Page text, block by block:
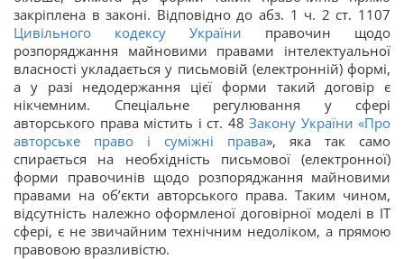
закріплена в законі. Відповідно до абз. 1 ч. 2 ст. 1107
Цивільного кодексу України правочин щодо
розпоряджання майновими правами інтелектуальної
власності укладається у письмовій (електронній) формі,
а у разі недодержання цієї форми такий договір є
нікчемним. Спеціальне регулювання у сфері
авторського права містить і ст. 48 Закону України «Про
авторське право і суміжні права», яка так само
спирається на необхідність письмової (електронної)
форми правочинів щодо розпоряджання майновими
правами на об’єкти авторського права. Таким чином,
відсутність належно оформленої договірної моделі в ІТ
сфері, є не звичайним технічним недоліком, а прямою
правовою вразливістю.